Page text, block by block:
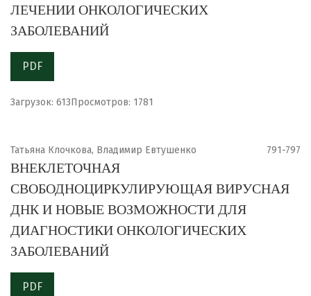
ЛЕЧЕНИИ ОНКОЛОГИЧЕСКИХ
ЗАБОЛЕВАНИЙ
PDF
Загрузок: 613Просмотров: 1781
Татьяна Клочкова, Владимир Евтушенко 791-797
ВНЕКЛЕТОЧНАЯ
СВОБОДНОЦИРКУЛИРУЮЩАЯ ВИРУСНАЯ
ДНК И НОВЫЕ ВОЗМОЖНОСТИ ДЛЯ
ДИАГНОСТИКИ ОНКОЛОГИЧЕСКИХ
ЗАБОЛЕВАНИЙ
PDF